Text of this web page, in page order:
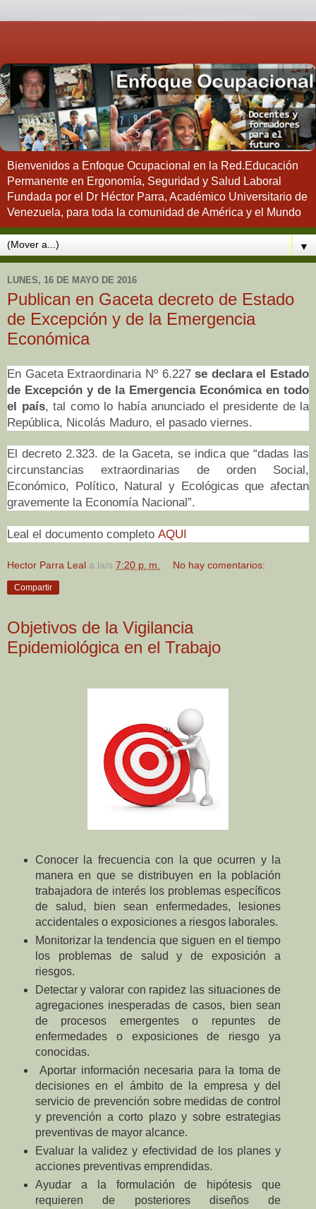
Bienvenidos a Enfoque Ocupacional en la Red.Educación
Permanente en Ergonomía, Seguridad y Salud Laboral
Fundada por el Dr Héctor Parra, Académico Universitario de
Venezuela, para toda la comunidad de América y el Mundo
▼
LUNES, 16 DE MAYO DE 2016
Publican en Gaceta decreto de Estado
de Excepción y de la Emergencia
Económica
En Gaceta Extraordinaria Nº 6.227se declara el Estado
de Excepción y de la Emergencia Económica en todo
el país, tal como lo había anunciado el presidente de la
República, Nicolás Maduro, el pasado viernes.
El decreto 2.323. de la Gaceta, se indica que “dadas las
circunstancias extraordinarias de orden Social,
Económico, Político, Natural y Ecológicas que afectan
gravemente la Economía Nacional”.
Leal el documento completo AQUI
Hector Parra Leal a la/s 7:20 p. m. No hay comentarios:
Compartir
Objetivos de la Vigilancia
Epidemiológica en el Trabajo
Conocer la frecuencia con la que ocurren y la
manera en que se distribuyen en la población
trabajadora de interés los problemas específicos
de salud, bien sean enfermedades, lesiones
accidentales o exposiciones a riesgos laborales.
Monitorizar la tendencia que siguen en el tiempo
los problemas de salud y de exposición a
riesgos.
Detectar y valorar con rapidez las situaciones de
agregaciones inesperadas de casos, bien sean
de procesos emergentes o repuntes de
enfermedades o exposiciones de riesgo ya
conocidas.
Aportar información necesaria para la toma de
decisiones en el ámbito de la empresa y del
servicio de prevención sobre medidas de control
y prevención a corto plazo y sobre estrategias
preventivas de mayor alcance.
Evaluar la validez y efectividad de los planes y
acciones preventivas emprendidas.
Ayudar a la formulación de hipótesis que
requieren de posteriores diseños de